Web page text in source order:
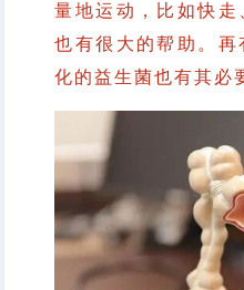
量地运动，比如快
也有很大的帮助。
化的益生菌也有其必